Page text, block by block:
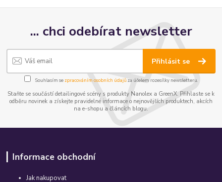
... chci odebírat newsletter
Přihlásit se
Souhlasím se zpracováním osobních údajůza účelem rozesílky newsletteru.
Staňte se součástí detailingové scény s produkty Nanolex a GreenX. Přihlaste se k
odběru novinek a získejte pravidelné informace o nejnovějších produktech, akcích
na e-shopu a článcích blogu.
Informace obchodní
Jak nakupovat